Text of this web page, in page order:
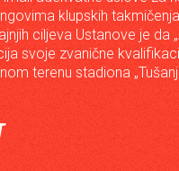
klupskih
ciljeva Ustanove je da
svoje zvanične
terenu stadiona